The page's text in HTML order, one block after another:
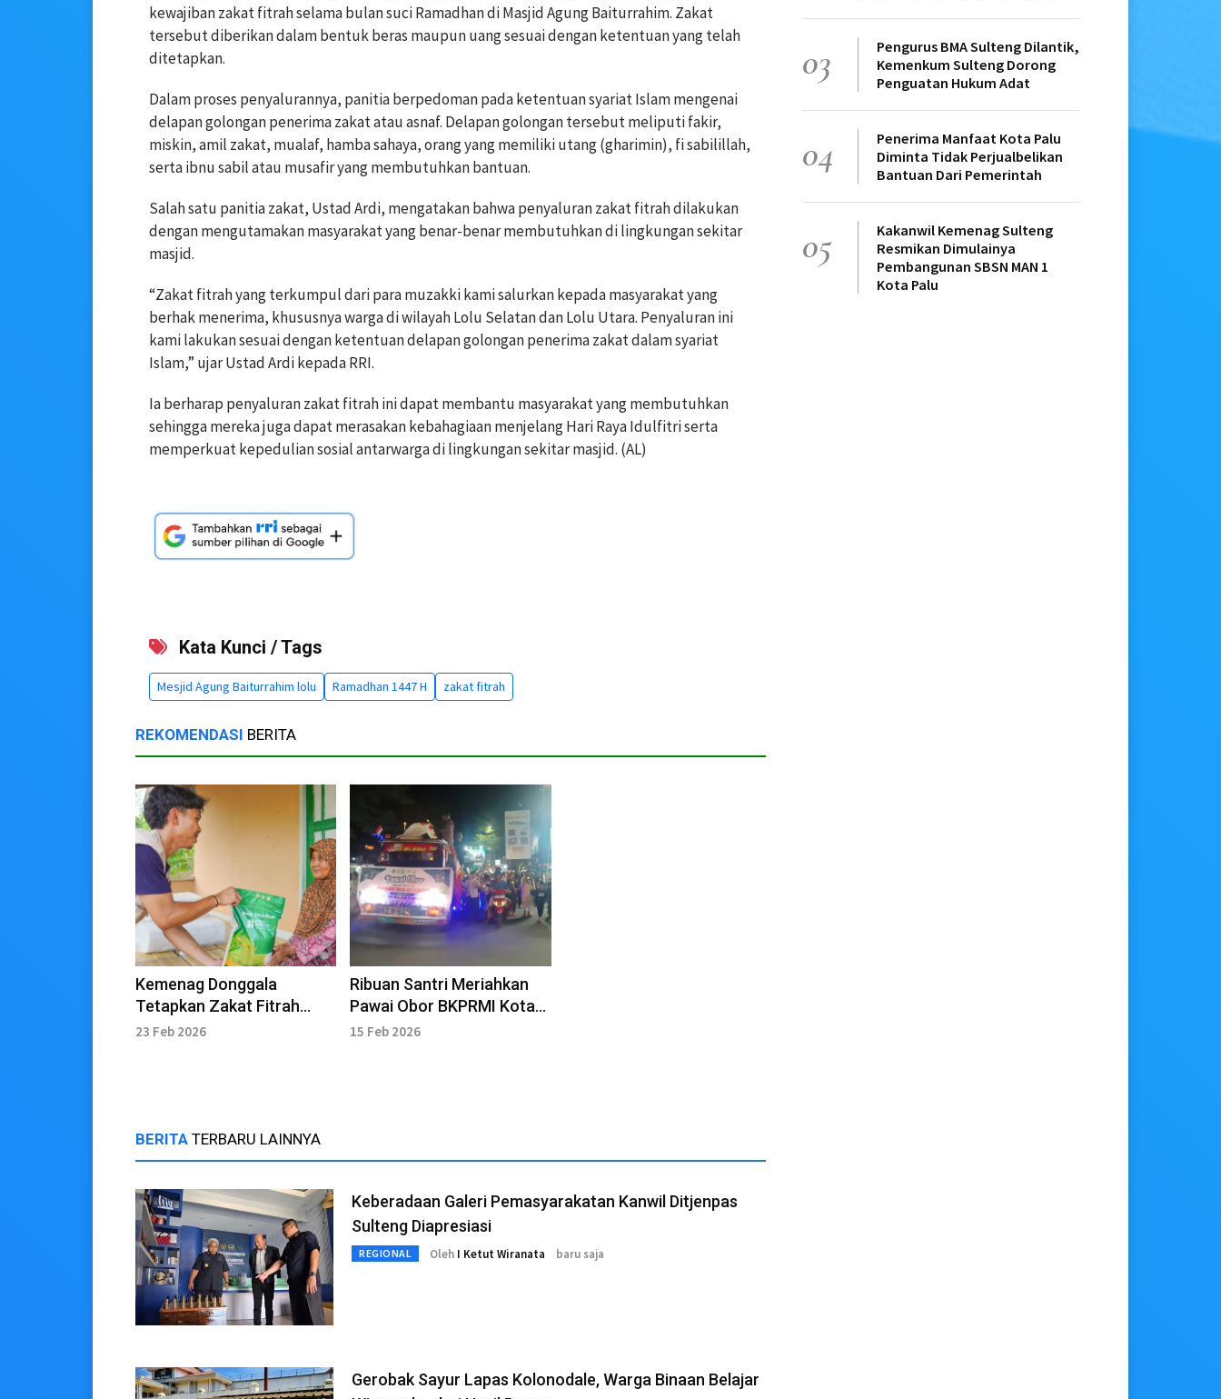
kewajiban zakat fitrah selama bulan suci Ramadhan di Masjid Agung Baiturrahim. Zakat
tersebut diberikan dalam bentuk beras maupun uang sesuai dengan ketentuan yang telah
ditetapkan.
Dalam proses penyalurannya, panitia berpedoman pada ketentuan syariat Islam mengenai
delapan golongan penerima zakat atau asnaf. Delapan golongan tersebut meliputi fakir,
miskin, amil zakat, mualaf, hamba sahaya, orang yang memiliki utang (gharimin), fi sabilillah,
serta ibnu sabil atau musafir yang membutuhkan bantuan.
Salah satu panitia zakat, Ustad Ardi, mengatakan bahwa penyaluran zakat fitrah dilakukan
dengan mengutamakan masyarakat yang benar-benar membutuhkan di lingkungan sekitar
masjid.
“Zakat fitrah yang terkumpul dari para muzakki kami salurkan kepada masyarakat yang
berhak menerima, khususnya warga di wilayah Lolu Selatan dan Lolu Utara. Penyaluran ini
kami lakukan sesuai dengan ketentuan delapan golongan penerima zakat dalam syariat
Islam,” ujar Ustad Ardi kepada RRI.
Ia berharap penyaluran zakat fitrah ini dapat membantu masyarakat yang membutuhkan
sehingga mereka juga dapat merasakan kebahagiaan menjelang Hari Raya Idulfitri serta
memperkuat kepedulian sosial antarwarga di lingkungan sekitar masjid. (AL)
Kata Kunci / Tags
Mesjid Agung Baiturrahim lolu Ramadhan 1447 H zakat fitrah
REKOMENDASI BERITA
Kemenag Donggala
Tetapkan Zakat Fitrah
Rp37.500 per Jiwa
23 Feb 2026
Ribuan Santri Meriahkan
Pawai Obor BKPRMI Kota
Palu
15 Feb 2026
BERITA TERBARU LAINNYA
Keberadaan Galeri Pemasyarakatan Kanwil Ditjenpas
Sulteng Diapresiasi
REGIONAL Oleh I Ketut Wiranata baru saja
Gerobak Sayur Lapas Kolonodale, Warga Binaan Belajar
03
Pengurus BMA Sulteng Dilantik,
Kemenkum Sulteng Dorong
Penguatan Hukum Adat
04
Penerima Manfaat Kota Palu
Diminta Tidak Perjualbelikan
Bantuan Dari Pemerintah
05
Kakanwil Kemenag Sulteng
Resmikan Dimulainya
Pembangunan SBSN MAN 1
Kota Palu